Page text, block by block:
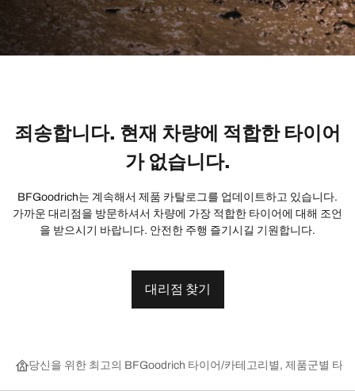
죄송합니다. 현재 차량에 적합한 타이어
가 없습니다.
BFGoodrich는 계속해서 제품 카탈로그를 업데이트하고 있습니다.
가까운 대리점을 방문하셔서 차량에 가장 적합한 타이어에 대해 조언
을 받으시기 바랍니다. 안전한 주행 즐기시길 기원합니다.
대리점 찾기
당신을 위한 최고의 BFGoodrich 타이어 카테고리별, 제품군별 타